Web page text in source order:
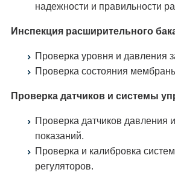
надежности и правильности
Инспекция расширительного
Проверка уровня и давления
Проверка состояния
Проверка датчиков и системы
Проверка датчиков давления
показаний.
Проверка и калибровка
регуляторов.